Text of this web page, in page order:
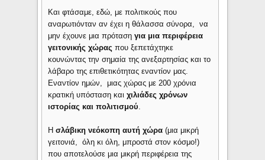
Και φτάσαμε, εδώ, με πολιτικούς που
αναρωτιόνταν αν έχει η θάλασσα σύνορα, να
μην έχουνε μια πρότασηγια μια περιφέρεια
γειτονικής χώραςπου ξεπετάχτηκε
κουνώντας την σημαία της ανεξαρτησίας και το
λάβαρο της επιθετικότητας εναντίον μας.
Εναντίον ημών, μιας χώρας με 200 χρόνια
κρατική υπόσταση καιχιλιάδες χρόνων
ιστορίας και πολιτισμού.
Ησλάβικη νεόκοπη αυτή χώρα (μια μικρή
γειτονιά, όλη κι όλη, μπροστά στον κόσμο!)
που αποτελούσε μια μικρή περιφέρεια της